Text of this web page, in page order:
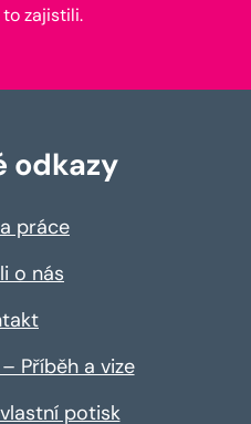
zajistili.
odkazy
práce
o nás
Příběh a vize
potisk